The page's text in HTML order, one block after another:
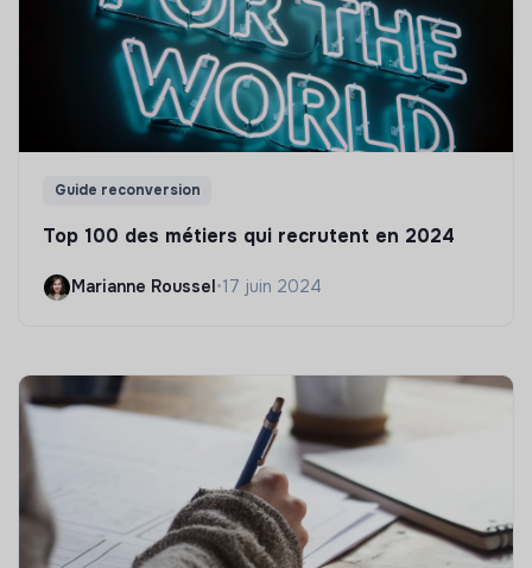
Guide reconversion
Top 100 des métiers qui recrutent en 2024
Marianne Roussel•17 juin 2024